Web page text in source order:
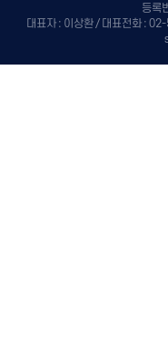
등록
대표자 : 이상환 / 대표전화 :